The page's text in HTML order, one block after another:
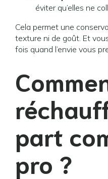
éviter qu’elles ne
Cela permet une
texture ni de goût. Et
fois quand l’envie vous
part
pro ?